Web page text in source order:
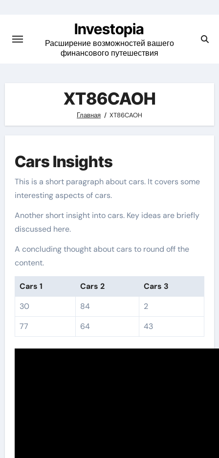
content
Investopia
Расширение возможностей вашего
финансового путешествия
XT86CAOH
Главная XT86CAOH
Cars Insights
This is a short paragraph about cars. It covers some
interesting aspects of cars.
Another short insight into cars. Key ideas are briefly
discussed here.
A concluding thought about cars to round off the
content.
Cars 1 Cars 2
Cars 3
30
84
2
77
64 43